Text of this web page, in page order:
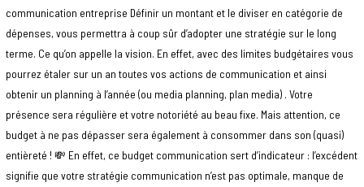
communication entreprise Définir un montant et le diviser en catégorie de
dépenses, vous permettra à coup sûr d’adopter une stratégie sur le long
terme. Ce qu’on appelle la vision. En effet, avec des limites budgétaires vous
pourrez étaler sur un an toutes vos actions de communication et ainsi
obtenir un planning à l’année (ou media planning, plan media) . Votre
présence sera régulière et votre notoriété au beau fixe. Mais attention, ce
budget à ne pas dépasser sera également à consommer dans son (quasi)
entièreté ! 💸 En effet, ce budget communication sert d’indicateur : l’excédent
signifie que votre stratégie communication n’est pas optimale, manque de